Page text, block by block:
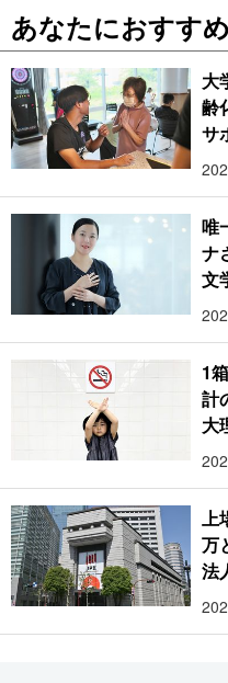
あなたにおすすめ
大
齢
サ
唯
ナ
文
1
計
大
上
万
法